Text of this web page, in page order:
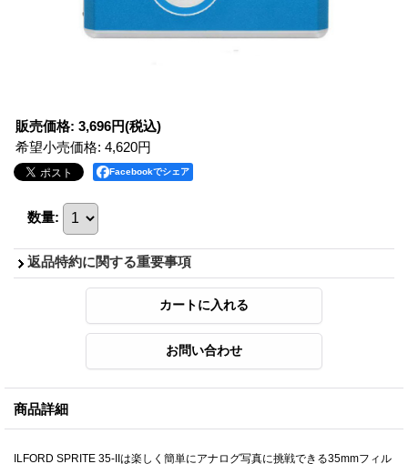
販売価格: 3,696円(税込)
希望小売価格: 4,620円
Facebookでシェア
数量:
返品特約に関する重要事項
商品詳細
ILFORD SPRITE 35-IIは楽しく簡単にアナログ写真に挑戦できる35mmフィル